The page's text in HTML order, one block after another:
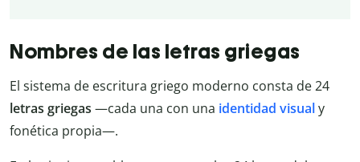
Nombres de las letras griegas
El sistema de escritura griego moderno consta de 24
letras griegas —cada una con una identidad visualy
fonética propia—.